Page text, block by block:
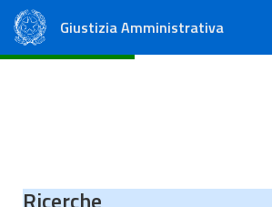
Giustizia Amministrativa